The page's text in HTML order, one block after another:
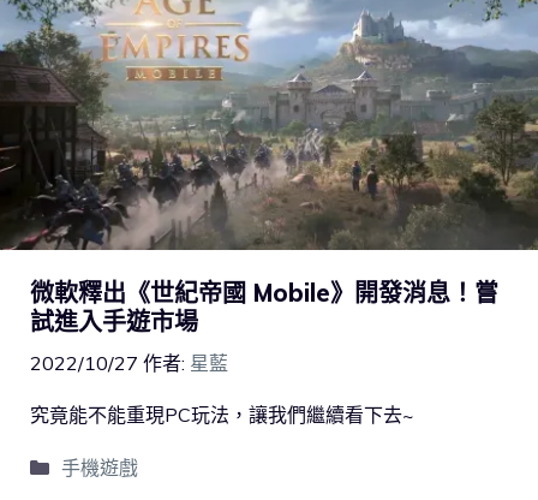
微軟釋出《世紀帝國 Mobile》開發消息！嘗
試進入手遊市場
2022/10/27 作者: 星藍
究竟能不能重現PC玩法，讓我們繼續看下去~
手機遊戲